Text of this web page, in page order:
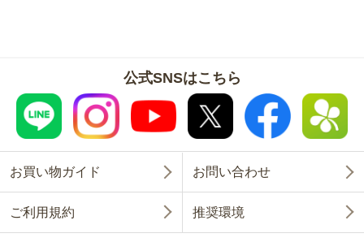
公式SNSはこちら
お買い物ガイド お問い合わせ
ご利用規約 推奨環境